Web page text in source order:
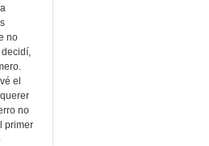
no
el
no
primer